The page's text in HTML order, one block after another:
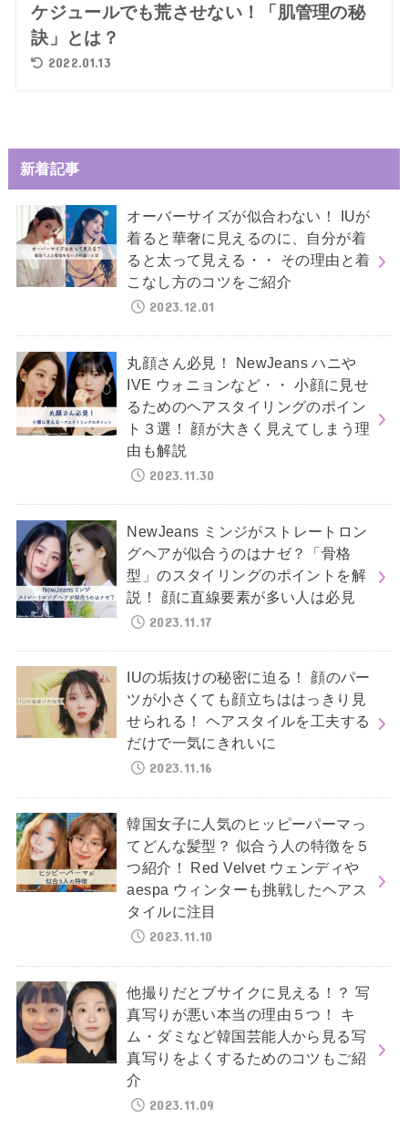
ケジュールでも荒させない！「肌管理の秘
訣」とは？
2022.01.13
新着記事
オーバーサイズが似合わない！ IUが
着ると華奢に見えるのに、自分が着
ると太って見える・・ その理由と着
こなし方のコツをご紹介
2023.12.01
丸顔さん必見！ NewJeans ハニや
IVE ウォニョンなど・・ 小顔に見せ
るためのヘアスタイリングのポイン
ト３選！ 顔が大きく見えてしまう理
由も解説
2023.11.30
NewJeans ミンジがストレートロン
グヘアが似合うのはナゼ？「骨格
型」のスタイリングのポイントを解
説！ 顔に直線要素が多い人は必見
2023.11.17
IUの垢抜けの秘密に迫る！ 顔のパー
ツが小さくても顔立ちははっきり見
せられる！ ヘアスタイルを工夫する
だけで一気にきれいに
2023.11.16
韓国女子に人気のヒッピーパーマっ
てどんな髪型？ 似合う人の特徴を５
つ紹介！ Red Velvet ウェンディや
aespa ウィンターも挑戦したヘアス
タイルに注目
2023.11.10
他撮りだとブサイクに見える！？ 写
真写りが悪い本当の理由５つ！ キ
ム・ダミなど韓国芸能人から見る写
真写りをよくするためのコツもご紹
介
2023.11.09